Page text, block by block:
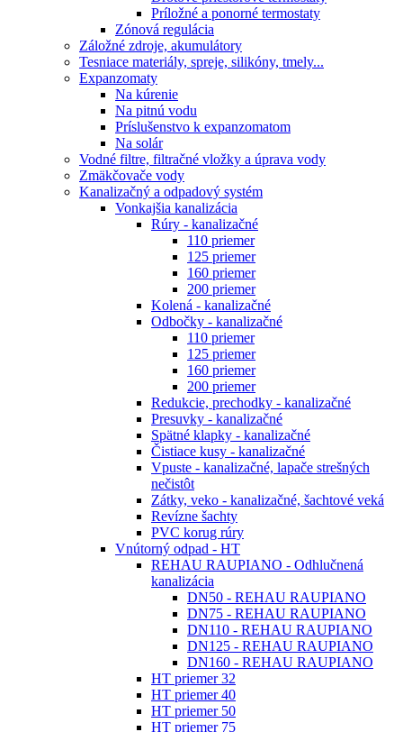
Príložné a ponorné termostaty
Zónová regulácia
Záložné zdroje, akumulátory
Tesniace materiály, spreje, silikóny, tmely...
Expanzomaty
Na kúrenie
Na pitnú vodu
Príslušenstvo k expanzomatom
Na solár
Vodné filtre, filtračné vložky a úprava vody
Zmäkčovače vody
Kanalizačný a odpadový systém
Vonkajšia kanalizácia
Rúry - kanalizačné
110 priemer
125 priemer
160 priemer
200 priemer
Kolená - kanalizačné
Odbočky - kanalizačné
110 priemer
125 priemer
160 priemer
200 priemer
Redukcie, prechodky - kanalizačné
Presuvky - kanalizačné
Spätné klapky - kanalizačné
Čistiace kusy - kanalizačné
Vpuste - kanalizačné, lapače strešných
nečistôt
Zátky, veko - kanalizačné, šachtové veká
Revízne šachty
PVC korug rúry
Vnútorný odpad - HT
REHAU RAUPIANO - Odhlučnená
kanalizácia
DN50 - REHAU RAUPIANO
DN75 - REHAU RAUPIANO
DN110 - REHAU RAUPIANO
DN125 - REHAU RAUPIANO
DN160 - REHAU RAUPIANO
HT priemer 32
HT priemer 40
HT priemer 50
HT priemer 75